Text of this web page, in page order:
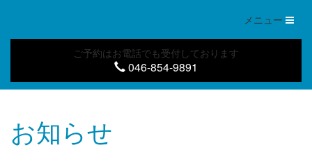
メニュー
ご予約はお電話でも受付しております
046-854-9891
お知らせ